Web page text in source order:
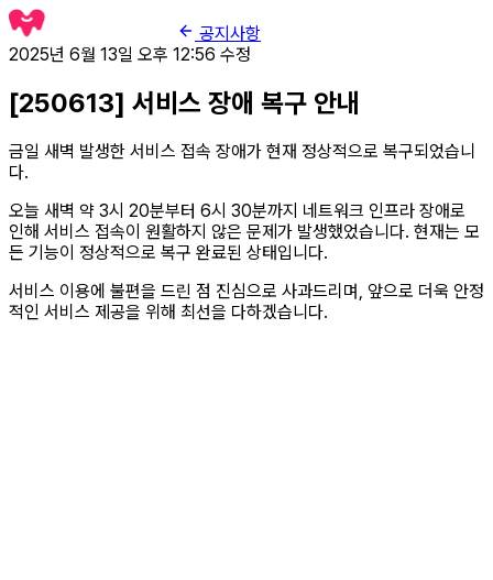
공지사항
2025년 6월 13일 오후 12:56 수정
[250613] 서비스 장애 복구 안내
금일 새벽 발생한 서비스 접속 장애가 현재 정상적으로 복구되었습니
다.
오늘 새벽 약 3시 20분부터 6시 30분까지 네트워크 인프라 장애로
인해 서비스 접속이 원활하지 않은 문제가 발생했었습니다. 현재는 모
든 기능이 정상적으로 복구 완료된 상태입니다.
서비스 이용에 불편을 드린 점 진심으로 사과드리며, 앞으로 더욱 안정
적인 서비스 제공을 위해 최선을 다하겠습니다.